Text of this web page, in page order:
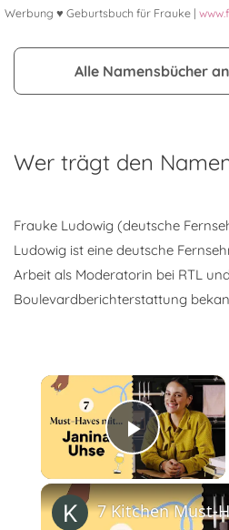
Werbung ♥ Geburtsbuch für Frauke |
Alle Namensbücher
Wer trägt den
Frauke Ludowig (deutsche
Ludowig ist eine deutsche
Arbeit als Moderatorin bei RTL
Boulevardberichterstattung
×
Play